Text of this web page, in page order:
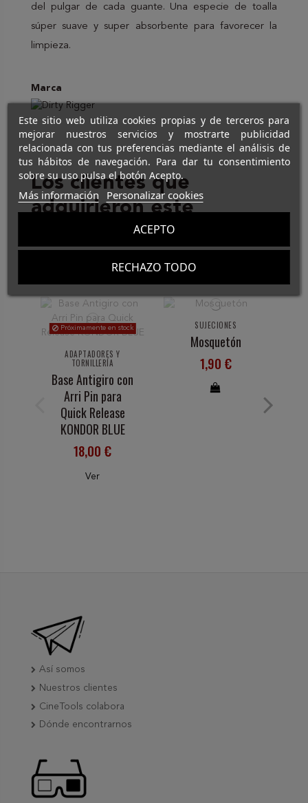
del pulgar de cada guante. Una especie de toalla
súper suave y super absorbente para favorecer la
limpieza.
Marca
Los clientes que
adquirieron este
producto también
compraron:
Próximamente en stock
ADAPTADORES Y
TORNILLERÍA
Base Antigiro con
Arri Pin para
Quick Release
KONDOR BLUE
18,00 €
Ver
SUJECIONES
Mosquetón
1,90 €
Este sitio web utiliza cookies propias y de terceros para
mejorar nuestros servicios y mostrarte publicidad
relacionada con tus preferencias mediante el análisis de
tus hábitos de navegación. Para dar tu consentimiento
sobre su uso pulsa el botón Acepto.
Más información Personalizar cookies
RECHAZO TODO
ACEPTO
Así somos
Nuestros clientes
CineTools colabora
Dónde encontrarnos